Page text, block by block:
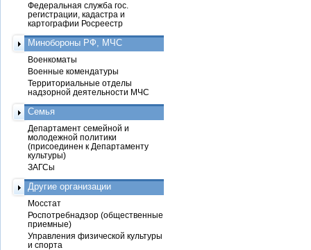
Федеральная служба гос.
регистрации, кадастра и
картографии Росреестр
Минобороны РФ, МЧС
Военкоматы
Военные комендатуры
Территориальные отделы
надзорной деятельности МЧС
Семья
Департамент семейной и
молодежной политики
(присоединен к Департаменту
культуры)
ЗАГСы
Другие организации
Мосстат
Роспотребнадзор (общественные
приемные)
Управления физической культуры
и спорта